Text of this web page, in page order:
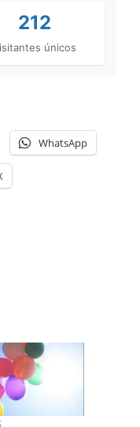
212
únicos
WhatsApp